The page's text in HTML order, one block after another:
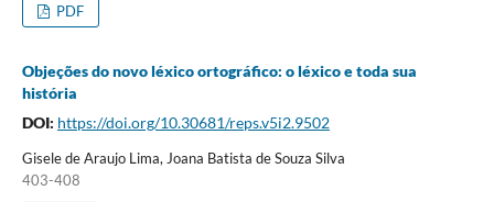
PDF
Objeções do novo léxico ortográfico: o léxico e toda sua
história
DOI: https://doi.org/10.30681/reps.v5i2.9502
Gisele de Araujo Lima, Joana Batista de Souza Silva
403-408